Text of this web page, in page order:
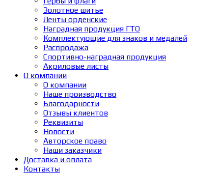
Золотное шитье
Ленты орденские
Наградная продукция ГТО
Комплектующие для знаков и медалей
Распродажа
Спортивно-наградная продукция
Акриловые листы
О компании
О компании
Наше производство
Благодарности
Отзывы клиентов
Реквизиты
Новости
Авторское право
Наши заказчики
Доставка и оплата
Контакты